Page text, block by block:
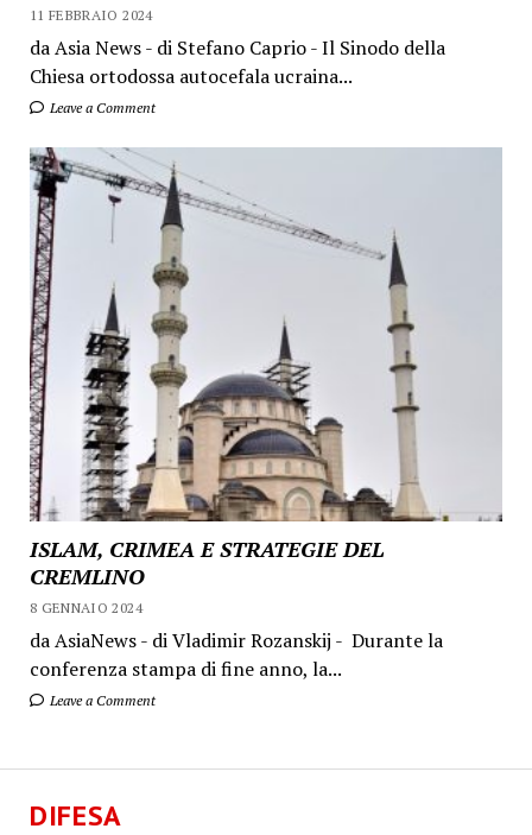
11 FEBBRAIO 2024
da Asia News - di Stefano Caprio - Il Sinodo della
Chiesa ortodossa autocefala ucraina...
Leave a Comment
ISLAM, CRIMEA E STRATEGIE DEL
CREMLINO
8 GENNAIO 2024
da AsiaNews - di Vladimir Rozanskij - Durante la
conferenza stampa di fine anno, la...
Leave a Comment
DIFESA